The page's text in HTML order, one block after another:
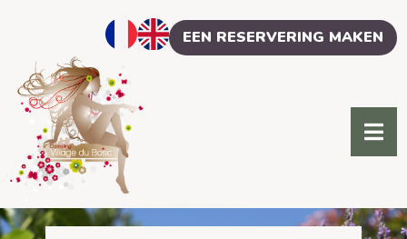
EEN RESERVERING MAKEN